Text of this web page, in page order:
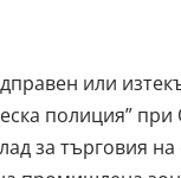
или
полиция”
за търговия